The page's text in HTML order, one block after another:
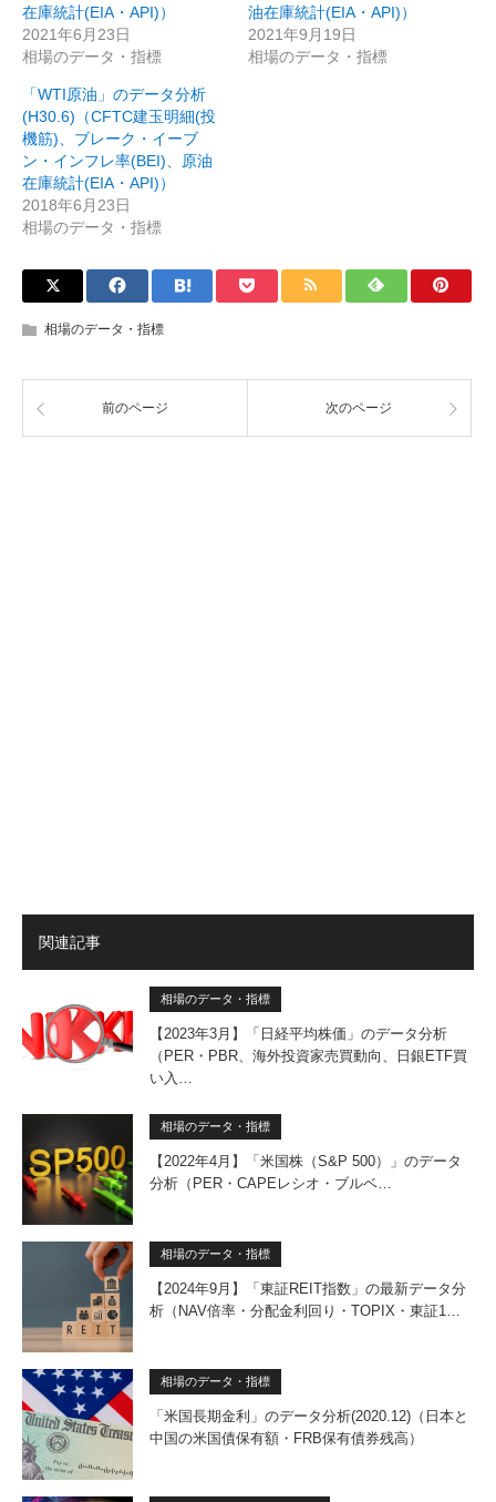
在庫統計(EIA・API)）
2021年6月23日
相場のデータ・指標
油在庫統計(EIA・API)）
2021年9月19日
相場のデータ・指標
「WTI原油」のデータ分析
(H30.6)（CFTC建玉明細(投
機筋)、ブレーク・イーブ
ン・インフレ率(BEI)、原油
在庫統計(EIA・API)）
2018年6月23日
相場のデータ・指標
相場のデータ・指標
前のページ 次のページ
関連記事
相場のデータ・指標
【2023年3月】「日経平均株価」のデータ分析
（PER・PBR、海外投資家売買動向、日銀ETF買
い入…
相場のデータ・指標
【2022年4月】「米国株（S&P 500）」のデータ
分析（PER・CAPEレシオ・ブルベ…
相場のデータ・指標
【2024年9月】「東証REIT指数」の最新データ分
析（NAV倍率・分配金利回り・TOPIX・東証1…
相場のデータ・指標
「米国長期金利」のデータ分析(2020.12)（日本と
中国の米国債保有額・FRB保有債券残高）